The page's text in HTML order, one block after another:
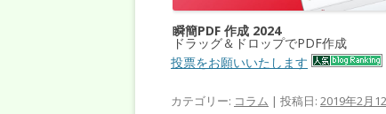
瞬簡PDF 作成 2024
ドラッグ＆ドロップでPDF作成
投票をお願いいたします
カテゴリー: コラム | 投稿日: 2019年2月